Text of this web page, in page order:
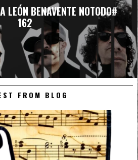
LEÓN BENAVENTE NOTODO#
162
FROM BLOG